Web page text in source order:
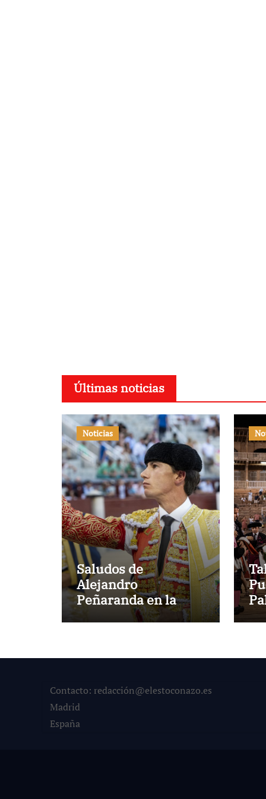
Últimas noticias
Noticias
Saludos de
Alejandro
Peñaranda en la
primera corrida de
Contacto: redacción@elestoconazo.es
Madrid
España